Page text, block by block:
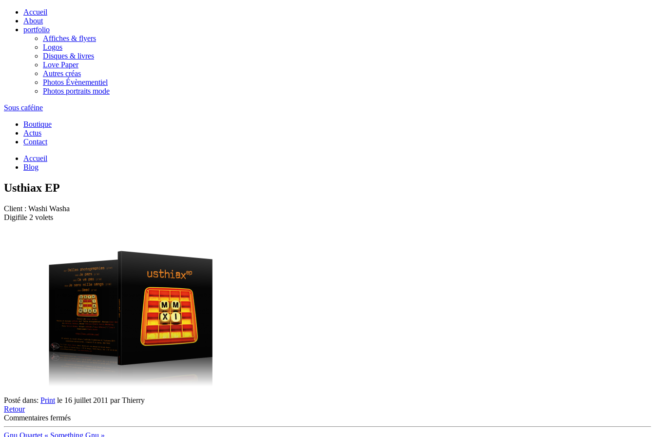
Accueil
About
portfolio
Affiches & flyers
Logos
Disques & livres
Love Paper
Autres créas
Photos Évènementiel
Photos portraits mode
Sous caféine
Boutique
Actus
Contact
Accueil
Blog
Usthiax EP
Client : Washi Washa
Digifile 2 volets
Posté dans: Print le 16 juillet 2011 par Thierry
Retour
Commentaires ferméssur
Usthiax
EP
Gnu Quartet « Something Gnu »